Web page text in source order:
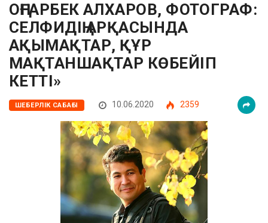
ОҢҒАРБЕК АЛХАРОВ, ФОТОГРАФ:
СЕЛФИДІҢ АРҚАСЫНДА
АҚЫМАҚТАР, ҚҰР
МАҚТАНШАҚТАР КӨБЕЙІП
КЕТТІ»
ШЕБЕРЛІК САБАҒЫ 10.06.2020 2359